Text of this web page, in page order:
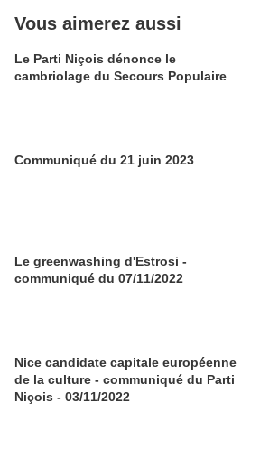
Vous aimerez aussi
Le Parti Niçois dénonce le
cambriolage du Secours Populaire
Communiqué du 21 juin 2023
Le greenwashing d'Estrosi -
communiqué du 07/11/2022
Nice candidate capitale européenne
de la culture - communiqué du Parti
Niçois - 03/11/2022